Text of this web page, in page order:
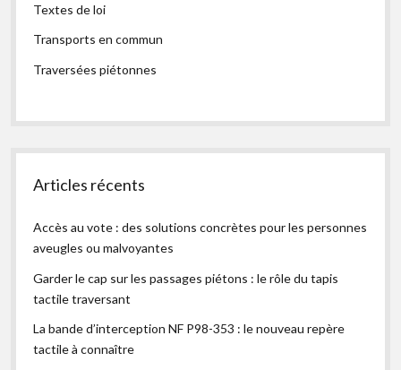
Textes de loi
Transports en commun
Traversées piétonnes
Articles récents
Accès au vote : des solutions concrètes pour les personnes
aveugles ou malvoyantes
Garder le cap sur les passages piétons : le rôle du tapis
tactile traversant
La bande d’interception NF P98-353 : le nouveau repère
tactile à connaître